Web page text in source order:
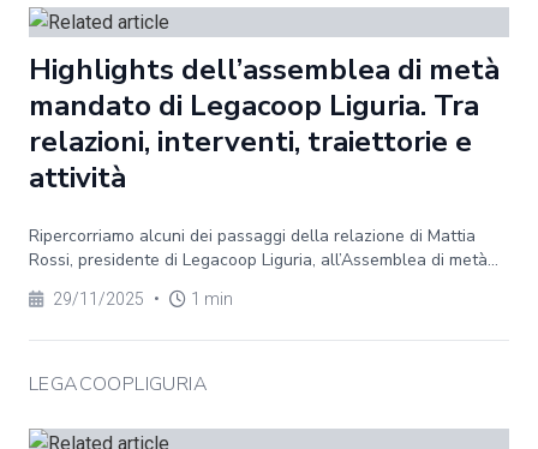
Highlights dell’assemblea di metà
mandato di Legacoop Liguria. Tra
relazioni, interventi, traiettorie e
attività
Ripercorriamo alcuni dei passaggi della relazione di Mattia
Rossi, presidente di Legacoop Liguria, all’Assemblea di metà...
29/11/2025 • 1 min
LEGACOOPLIGURIA